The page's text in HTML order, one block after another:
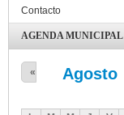
Contacto
AGENDA MUNICIPAL
Agosto
«